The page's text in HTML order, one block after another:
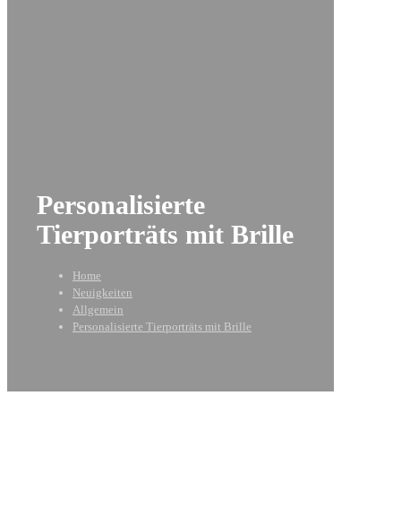
Personalisierte
Tierporträts mit Brille
Home
Neuigkeiten
Allgemein
Personalisierte Tierporträts mit Brille